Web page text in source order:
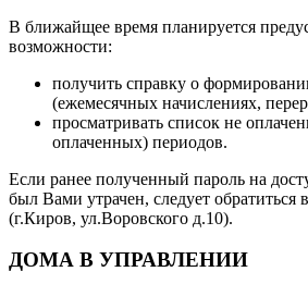
В ближайщее время планируется
возможности:
получить справку о
(ежемесячных начислениях,
просматривать список не
оплаченных) периодов.
Если ранее полученный пароль на
был Вами утрачен, следует
(г.Киров, ул.Воровского д.10).
ДОМА В УПРАВЛЕНИИ